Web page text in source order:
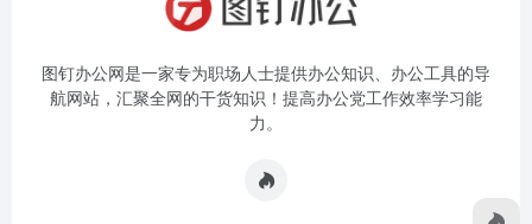
图钉办公网是一家专为职场人士提供办公知识、办公工具的导
航网站，汇聚全网的干货知识！提高办公党工作效率学习能
力。